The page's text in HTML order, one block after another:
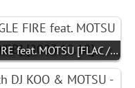
feat. MOTSU [FLAC /…